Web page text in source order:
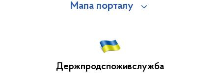
Мапа порталу
Держпродспоживслужба